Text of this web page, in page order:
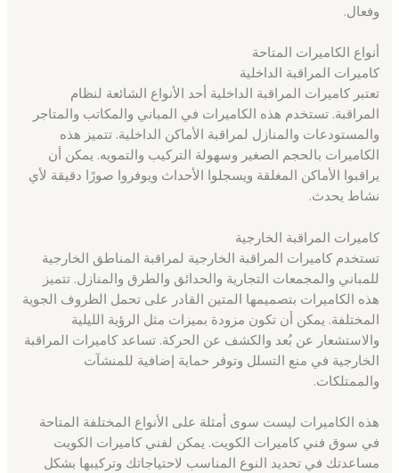
وفعال.
أنواع الكاميرات المتاحة
كاميرات المراقبة الداخلية
تعتبر كاميرات المراقبة الداخلية أحد الأنواع الشائعة لنظام
المراقبة. تستخدم هذه الكاميرات في المباني والمكاتب والمتاجر
والمستودعات والمنازل لمراقبة الأماكن الداخلية. تتميز هذه
الكاميرات بالحجم الصغير وسهولة التركيب والتمويه. يمكن أن
يراقبوا الأماكن المغلقة ويسجلوا الأحداث ويوفروا صورًا دقيقة لأي
نشاط يحدث.
كاميرات المراقبة الخارجية
تستخدم كاميرات المراقبة الخارجية لمراقبة المناطق الخارجية
للمباني والمجمعات التجارية والحدائق والطرق والمنازل. تتميز
هذه الكاميرات بتصميمها المتين القادر على تحمل الظروف الجوية
المختلفة. يمكن أن تكون مزودة بميزات مثل الرؤية الليلية
والاستشعار عن بُعد والكشف عن الحركة. تساعد كاميرات المراقبة
الخارجية في منع التسلل وتوفر حماية إضافية للمنشآت
والممتلكات.
هذه الكاميرات ليست سوى أمثلة على الأنواع المختلفة المتاحة
في سوق فني كاميرات الكويت. يمكن لفني كاميرات الكويت
مساعدتك في تحديد النوع المناسب لاحتياجاتك وتركيبها بشكل